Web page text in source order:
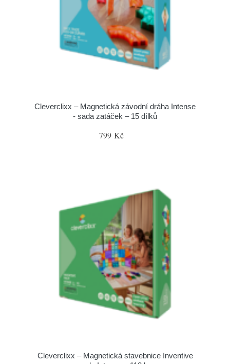
Cleverclixx – Magnetická závodní dráha Intense
- sada zatáček – 15 dílků
799 Kč
Cleverclixx – Magnetická stavebnice Inventive